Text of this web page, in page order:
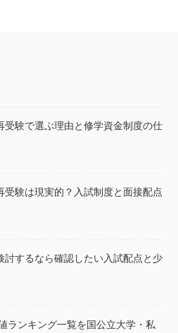
受験で選ぶ理由と修学資金制度の仕
験は現実的？入試制度と面接配点
討するなら確認したい入試配点と少
ランキング一覧を国公立大学・私